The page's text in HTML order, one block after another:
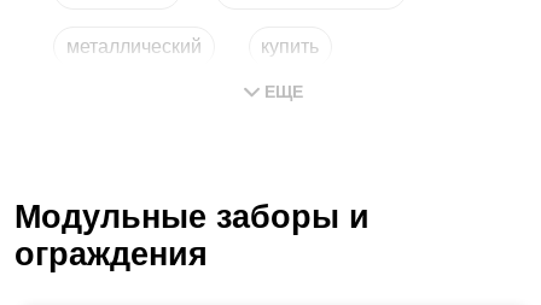
металлический купить
ЕЩЕ
Модульные заборы и
ограждения